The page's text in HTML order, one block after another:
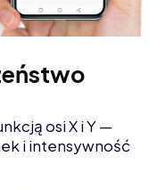
osi X i Y —
i intensywność